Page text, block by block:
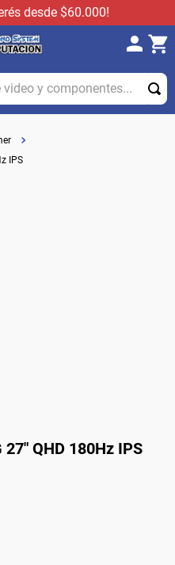
desde $60.000!
y componentes...
IPS
QHD 180Hz IPS